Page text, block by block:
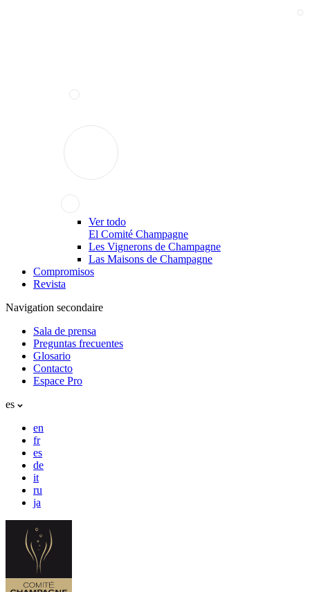
Ver todo
El Comité Champagne
Les Vignerons de Champagne
Las Maisons de Champagne
Compromisos
Revista
Navigation secondaire
Sala de prensa
Preguntas frecuentes
Glosario
Contacto
Espace Pro
es
en
fr
es
de
it
ru
ja